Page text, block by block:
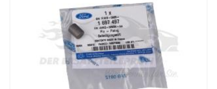
Mitsubishi Ersatzteile
Nissan Ersatzteile
Porsche Ersatzteile